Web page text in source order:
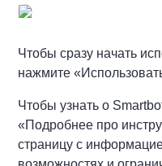
Чтобы сразу начать
нажмите
Чтобы узнать о
«Подробнее про
страницу с